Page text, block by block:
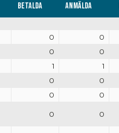
Betalda Anmälda
0 0
0 0
1 1
0 0
0 0
0 0